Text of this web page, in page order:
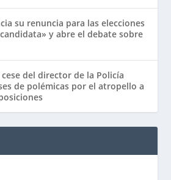
su renuncia para las elecciones
y abre el debate sobre
del director de la Policía
de polémicas por el atropello a